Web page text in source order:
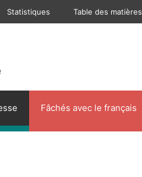
Statistiques Table des matières
Fâchés avec le français